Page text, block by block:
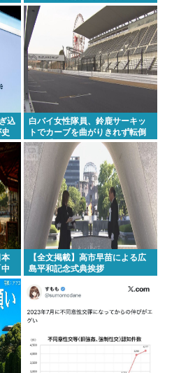
品消費税ゼロを公約に掲げてい
それは財源確保という条件付
あえて申し上げます。 助けてく
ん、大勢の若いファンに囲まれ
ェミニストのレ●プ定義変更でレ
RSS
込
白バイ女性隊員、鈴鹿サーキッ
トでカーブを曲がりきれず転倒
して重傷
【全文掲載】高市早苗による広
島平和記念式典挨拶